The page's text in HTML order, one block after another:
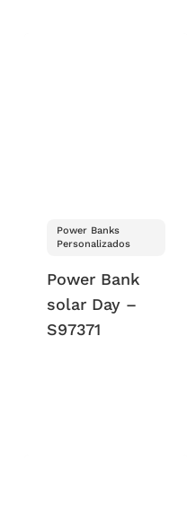
Power Banks
Personalizados
Power Bank
solar Day –
S97371